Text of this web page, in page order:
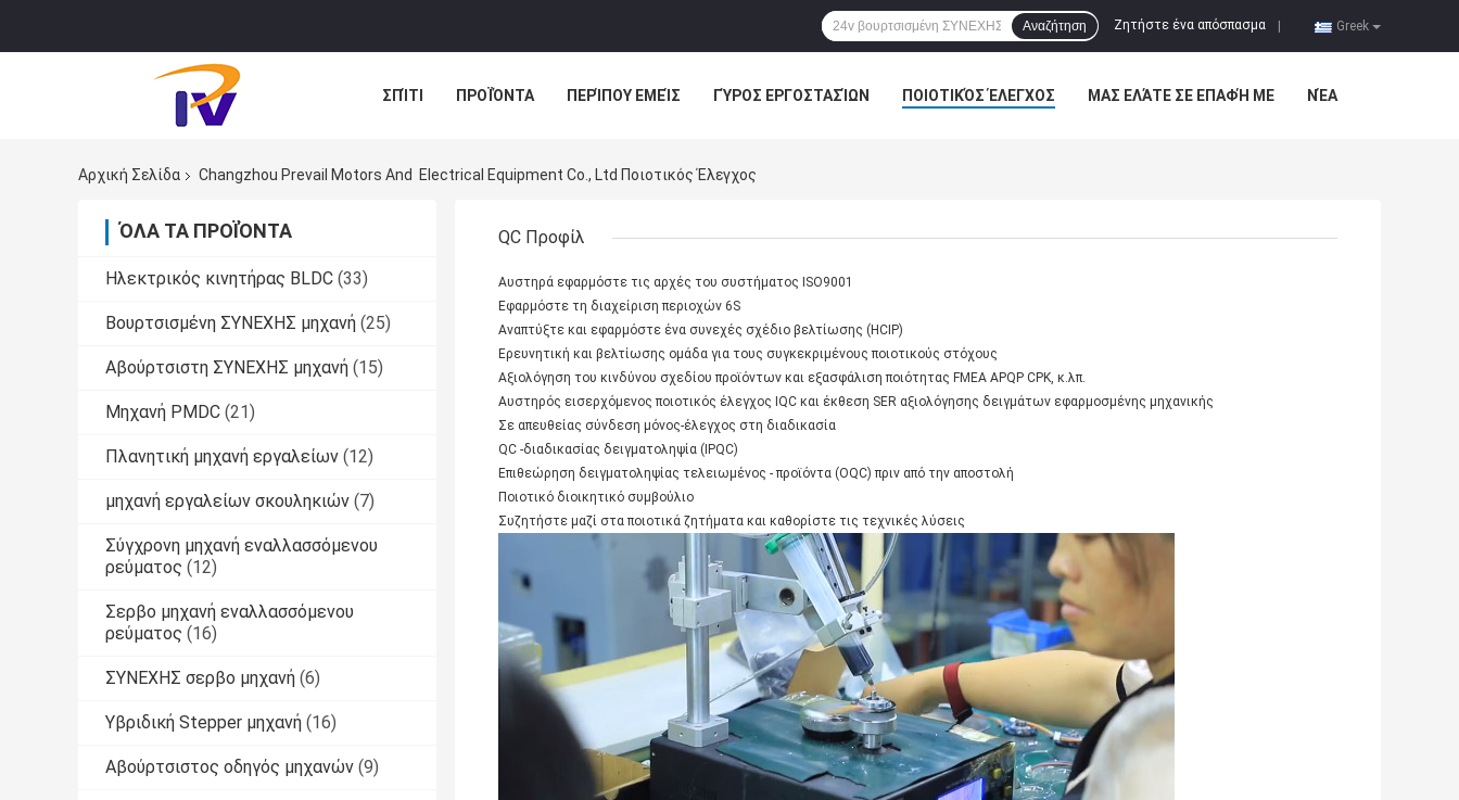
Greek
Ζητήστε ένα απόσπασμα
Αναζήτηση
ΣΠΊΤΙ ΠΡΟΪΌΝΤΑ ΠΕΡΊΠΟΥ ΕΜΕΊΣ ΓΎΡΟΣ ΕΡΓΟΣΤΑΣΊΩΝ ΠΟΙΟΤΙΚΌΣ ΈΛΕΓΧΟΣ ΜΑΣ ΕΛΆΤΕ ΣΕ ΕΠΑΦΉ ΜΕ ΝΈΑ
Αρχική Σελίδα
Changzhou Prevail Motors And Electrical Equipment Co., Ltd Ποιοτικός Έλεγχος
ΌΛΑ ΤΑ ΠΡΟΪΌΝΤΑ
Ηλεκτρικός κινητήρας BLDC (33)
Βουρτσισμένη ΣΥΝΕΧΗΣ μηχανή (25)
Αβούρτσιστη ΣΥΝΕΧΗΣ μηχανή (15)
Μηχανή PMDC (21)
Πλανητική μηχανή εργαλείων (12)
μηχανή εργαλείων σκουληκιών (7)
Σύγχρονη μηχανή εναλλασσόμενου
ρεύματος (12)
Σερβο μηχανή εναλλασσόμενου
ρεύματος (16)
ΣΥΝΕΧΗΣ σερβο μηχανή (6)
Υβριδική Stepper μηχανή (16)
Αβούρτσιστος οδηγός μηχανών (9)
QC Προφίλ
Αυστηρά εφαρμόστε τις αρχές του συστήματος ISO9001
Εφαρμόστε τη διαχείριση περιοχών 6S
Αναπτύξτε και εφαρμόστε ένα συνεχές σχέδιο βελτίωσης (HCIP)
Ερευνητική και βελτίωσης ομάδα για τους συγκεκριμένους ποιοτικούς στόχους
Αξιολόγηση του κινδύνου σχεδίου προϊόντων και εξασφάλιση ποιότητας FMEA APQP CPK, κ.λπ.
Αυστηρός εισερχόμενος ποιοτικός έλεγχος IQC και έκθεση SER αξιολόγησης δειγμάτων εφαρμοσμένης μηχανικής
Σε απευθείας σύνδεση μόνος-έλεγχος στη διαδικασία
QC -διαδικασίας δειγματοληψία (IPQC)
Επιθεώρηση δειγματοληψίας τελειωμένος - προϊόντα (OQC) πριν από την αποστολή
Ποιοτικό διοικητικό συμβούλιο
Συζητήστε μαζί στα ποιοτικά ζητήματα και καθορίστε τις τεχνικές λύσεις